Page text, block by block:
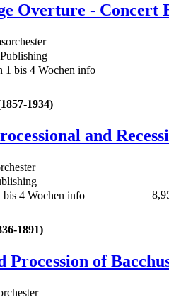
Overture - Concert
1 bis 4 Wochen info
1934)
and
bis 4 Wochen info
1891)
Procession of